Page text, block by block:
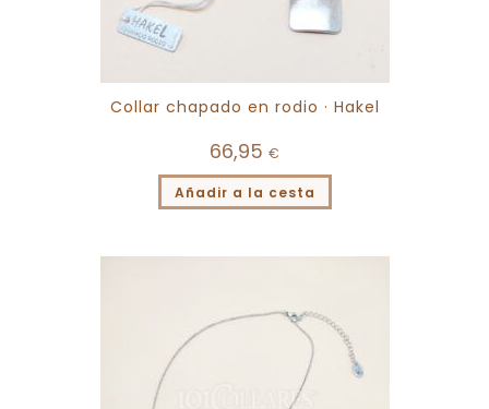
Collar chapado en rodio · Hakel
66,95 €
Añadir a la cesta